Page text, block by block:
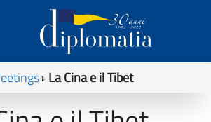
La Cina e il Tibet